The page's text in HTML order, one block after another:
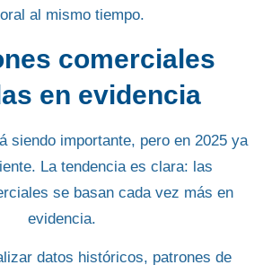
al mismo tiempo.
comerciales
en evidencia
siendo importante, pero en 2025 ya
. La tendencia es clara: las
se basan cada vez más en
evidencia.
datos históricos, patrones de